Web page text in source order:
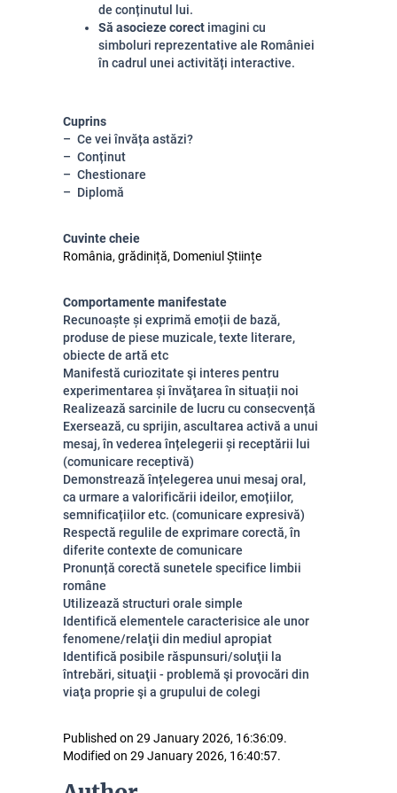
de conținutul lui.
Să asocieze corect imagini cu
simboluri reprezentative ale României
în cadrul unei activități interactive.
Cuprins
Ce vei învăța astăzi?
Conținut
Chestionare
Diplomă
Cuvinte cheie
România, grădiniță, Domeniul Științe
Comportamente manifestate
Recunoaște și exprimă emoții de bază,
produse de piese muzicale, texte literare,
obiecte de artă etc
Manifestă curiozitate şi interes pentru
experimentarea și învăţarea în situații noi
Realizează sarcinile de lucru cu consecvență
Exersează, cu sprijin, ascultarea activă a unui
mesaj, în vederea înțelegerii și receptării lui
(comunicare receptivă)
Demonstrează înțelegerea unui mesaj oral,
ca urmare a valorificării ideilor, emoțiilor,
semnificațiilor etc. (comunicare expresivă)
Respectă regulile de exprimare corectă, în
diferite contexte de comunicare
Pronunță corectă sunetele specifice limbii
române
Utilizează structuri orale simple
Identifică elementele caracterisice ale unor
fenomene/relaţii din mediul apropiat
Identifică posibile răspunsuri/soluţii la
întrebări, situaţii - problemă şi provocări din
viaţa proprie şi a grupului de colegi
Published on 29 January 2026, 16:36:09.
Modified on 29 January 2026, 16:40:57.